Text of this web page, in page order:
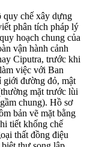
quy chế xây dựng
phân tích pháp lý
hoạch chung của
vận hành cảnh
Ciputra, trước khi
việc với Ban
giới đường đỏ, mật
mặt trước lùi
chung). Hồ sơ
bản vẽ mặt bằng
tiết khống chế
thất đồng điệu